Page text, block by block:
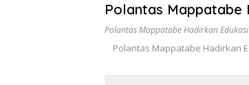
Polantas Mappatabe
Polantas Mappatabe Hadirkan
Polantas Mappatabe Hadirkan